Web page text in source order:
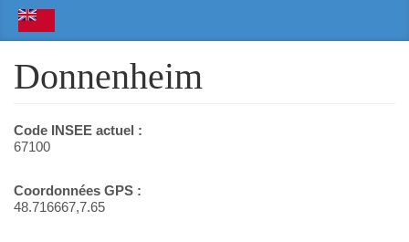
Donnenheim
Code INSEE actuel :
67100
Coordonnées GPS :
48.716667,7.65